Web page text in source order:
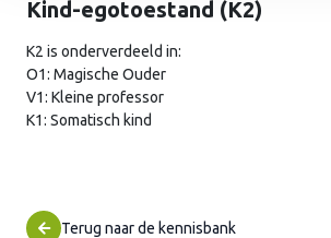
Kind-egotoestand (K2)
K2 is onderverdeeld in:
O1: Magische Ouder
V1: Kleine professor
K1: Somatisch kind
Terug naar de kennisbank